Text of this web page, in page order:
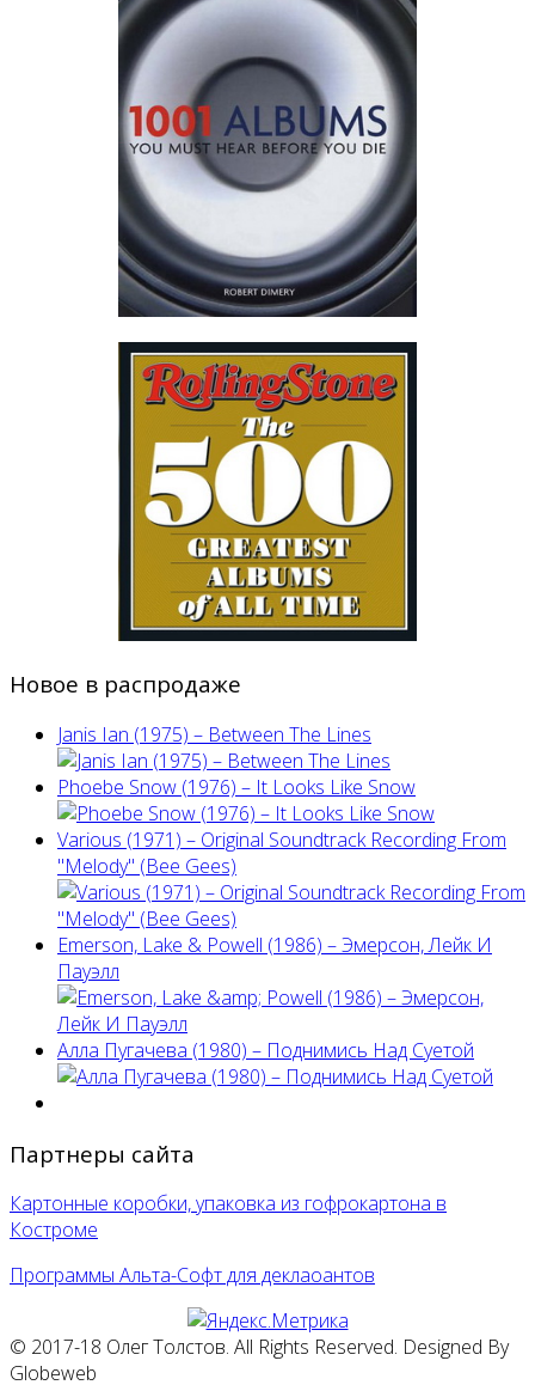
Новое в распродаже
Janis Ian (1975) ‎– Between The Lines
Phoebe Snow (1976) – It Looks Like Snow
Various (1971) – Original Soundtrack Recording From
"Melody" (Bee Gees)
Emerson, Lake & Powell (1986) ‎– Эмерсон, Лейк И
Пауэлл
Алла Пугачева (1980) – Поднимись Над Суетой
Партнеры сайта
Картонные коробки, упаковка из гофрокартона в
Костроме
Программы Альта-Софт для деклаоантов
© 2017-18 Олег Толстов. All Rights Reserved. Designed By
Globeweb